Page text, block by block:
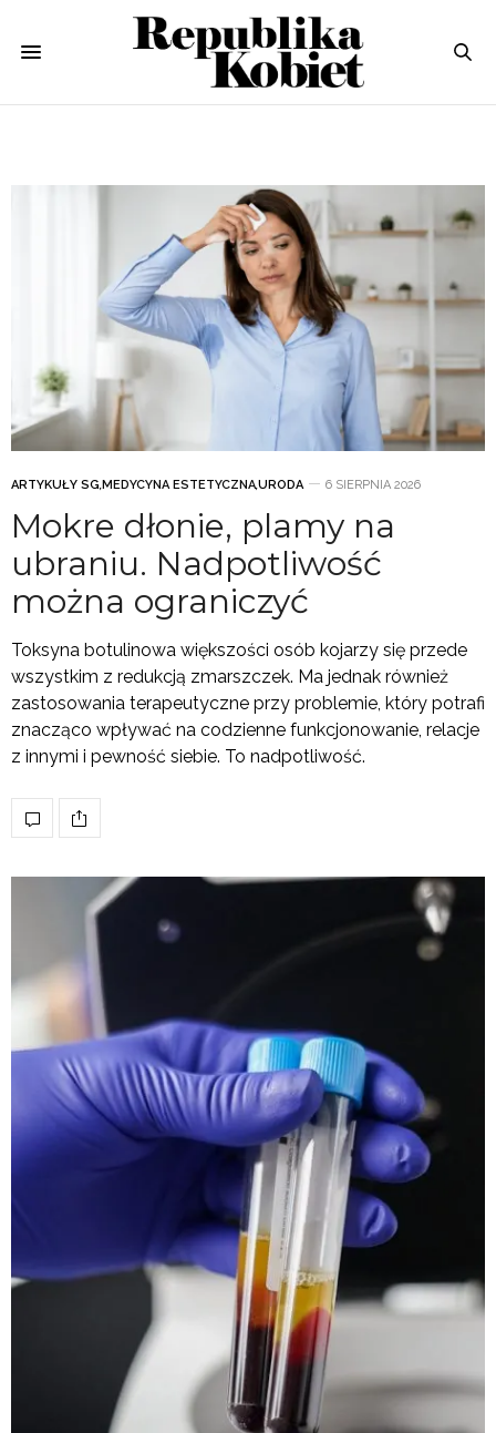
ARTYKUŁY SG,MEDYCYNA ESTETYCZNA,URODA 6 SIERPNIA 2026
Mokre dłonie, plamy na
ubraniu. Nadpotliwość
można ograniczyć
Toksyna botulinowa większości osób kojarzy się przede
wszystkim z redukcją zmarszczek. Ma jednak również
zastosowania terapeutyczne przy problemie, który potrafi
znacząco wpływać na codzienne funkcjonowanie, relacje
z innymi i pewność siebie. To nadpotliwość.